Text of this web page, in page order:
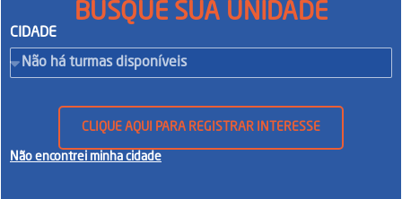
BUSQUE SUA UNIDADE
CIDADE
CLIQUE AQUI PARA REGISTRAR INTERESSE
Não encontrei minha cidade